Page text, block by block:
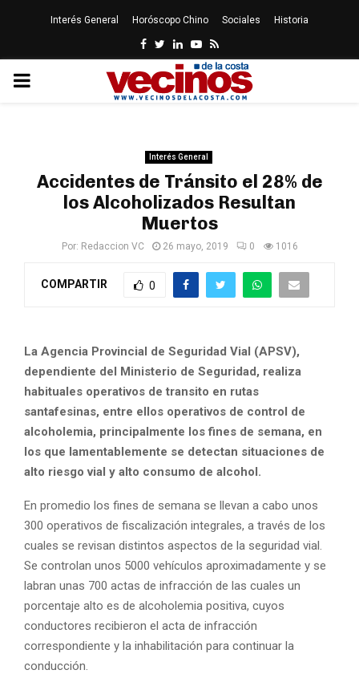
Interés General Horóscopo Chino Sociales Historia
Facebook
Twitter
LinkedinYoutube
Rss
PRIMARY
Interés General
Accidentes de Tránsito el 28% de
los Alcoholizados Resultan
Muertos
Por: Redaccion VC 26 mayo, 2019 0 1016
COMPARTIR 0
La Agencia Provincial de Seguridad Vial (APSV),
dependiente del Ministerio de Seguridad, realiza
habituales operativos de transito en rutas
santafesinas, entre ellos operativos de control de
alcoholemia, principalmente los fines de semana, en
los que lamentablemente se detectan situaciones de
alto riesgo vial y alto consumo de alcohol.
En promedio los fines de semana se llevan a cabo unos
300 operativos de fiscalización integrales, a través de los
cuales se revisan distintos aspectos de la seguridad vial.
Se controlan unos 5000 vehículos aproximadamente y se
labran unas 700 actas de infracción de las cuales un
porcentaje alto es de alcoholemia positiva, cuyos
conductores recibieron el acta de infracción
correspondiente y la inhabilitación para continuar la
conducción.